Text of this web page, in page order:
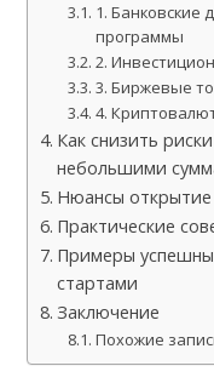
1. Банковские
программы
2.
3. Биржевые
4.
Как снизить
небольшими
Нюансы
Практические
Примеры
стартами
Заключение
Похожие